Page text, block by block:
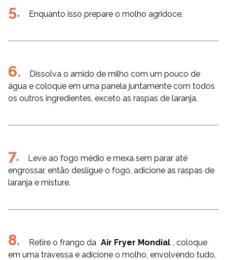
Enquanto isso prepare o molho agridoce,
Dissolva o amido de milho com um pouco de
água e coloque em uma panela juntamente com todos
os outros ingredientes, exceto as raspas de laranja.
Leve ao fogo médio e mexa sem parar até
engrossar, então desligue o fogo, adicione as raspas de
laranja e misture.
Retire o frango da Air Fryer Mondial , coloque
em uma travessa e adicione o molho, envolvendo tudo.